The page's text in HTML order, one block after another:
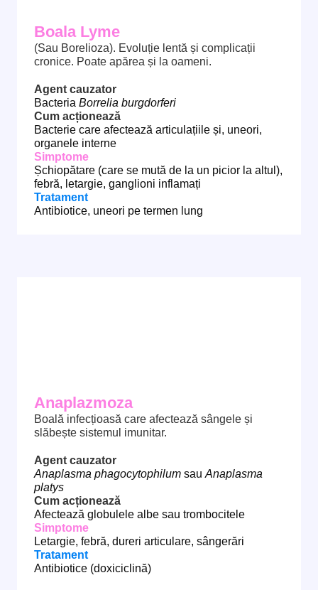
Boala Lyme
(Sau Borelioza). Evoluție lentă și complicații
cronice. Poate apărea și la oameni.
Agent cauzator
Bacteria Borrelia burgdorferi
Cum acționează
Bacterie care afectează articulațiile și, uneori,
organele interne
Simptome
Șchiopătare (care se mută de la un picior la altul),
febră, letargie, ganglioni inflamați
Tratament
Antibiotice, uneori pe termen lung
Anaplazmoza
Boală infecțioasă care afectează sângele și
slăbește sistemul imunitar.
Agent cauzator
Anaplasma phagocytophilum sau Anaplasma
platys
Cum acționează
Afectează globulele albe sau trombocitele
Simptome
Letargie, febră, dureri articulare, sângerări
Tratament
Antibiotice (doxiciclină)